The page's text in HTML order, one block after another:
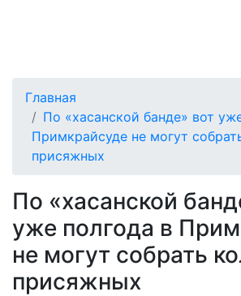
Главная
По «хасанской банде» вот
Примкрайсуде не могут
присяжных
По «хасанской
уже полгода в
не могут собрать
присяжных